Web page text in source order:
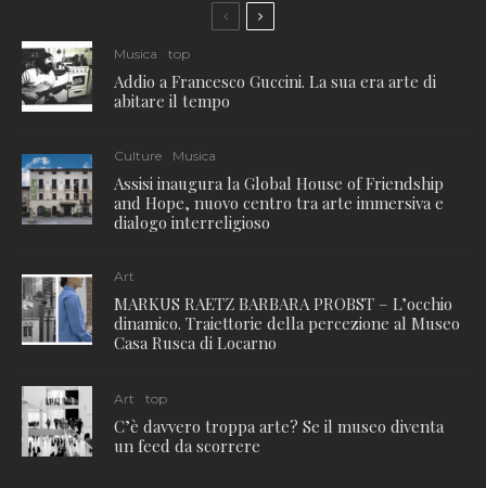
Musica top
Addio a Francesco Guccini. La sua era arte di
abitare il tempo
Culture Musica
Assisi inaugura la Global House of Friendship
and Hope, nuovo centro tra arte immersiva e
dialogo interreligioso
Art
MARKUS RAETZ BARBARA PROBST – L’occhio
dinamico. Traiettorie della percezione al Museo
Casa Rusca di Locarno
Art top
C’è davvero troppa arte? Se il museo diventa
un feed da scorrere